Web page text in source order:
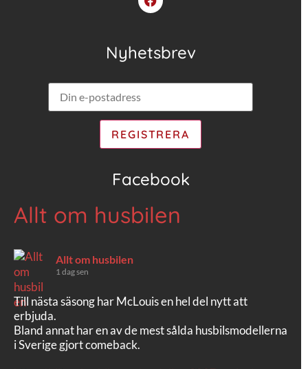
Nyhetsbrev
Facebook
Allt om husbilen
Allt om husbilen
1 dag sen
Till nästa säsong har McLouis en hel del nytt att
erbjuda.
Bland annat har en av de mest sålda husbilsmodellerna
i Sverige gjort comeback.